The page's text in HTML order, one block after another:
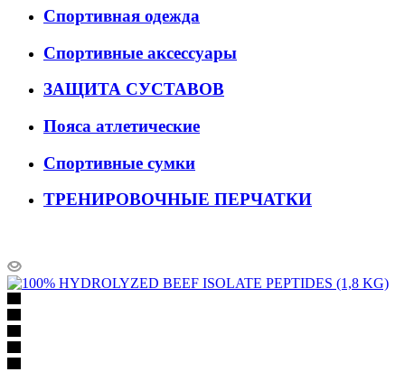
Спортивная одежда
Спортивные аксессуары
ЗАЩИТА СУСТАВОВ
Пояса атлетические
Спортивные сумки
ТРЕНИРОВОЧНЫЕ ПЕРЧАТКИ